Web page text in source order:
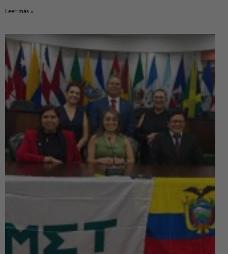
Leer más »